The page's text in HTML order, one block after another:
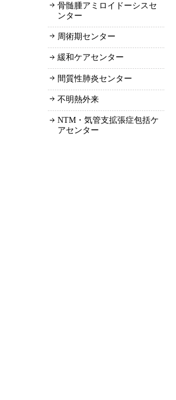
骨髄腫アミロイドーシスセ
ンター
周術期センター
緩和ケアセンター
間質性肺炎センター
不明熱外来
NTM・気管支拡張症包括ケ
アセンター